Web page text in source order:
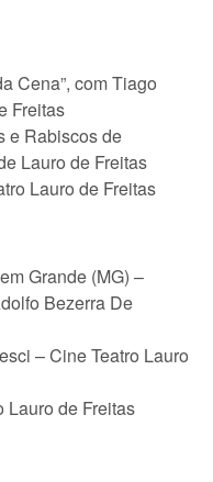
Cena”, com Tiago
Freitas
e Rabiscos de
Lauro de Freitas
Lauro de Freitas
Grande (MG) –
Bezerra De
– Cine Teatro Lauro
Lauro de Freitas